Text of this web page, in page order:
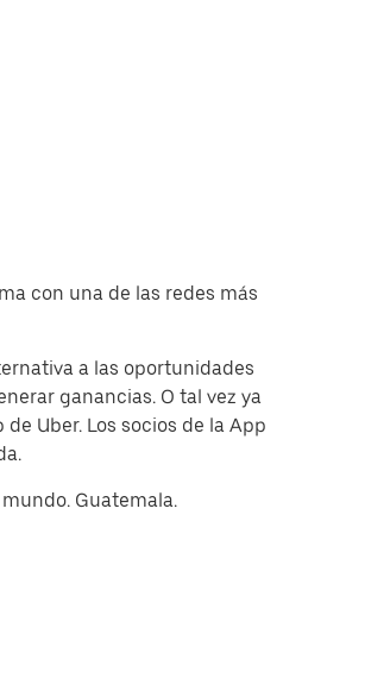
con una de las redes más
a las oportunidades
ganancias. O tal vez ya
Uber. Los socios de la App
Guatemala.